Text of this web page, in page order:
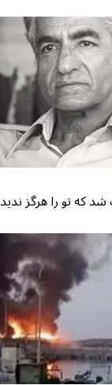
که تو را هرگز ندید